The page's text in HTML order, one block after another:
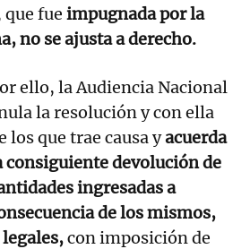
fue impugnada por la
no se ajusta a derecho.
ello, la Audiencia Nacional
la resolución y con ella
los que trae causa yacuerda
consiguiente devolución de
ingresadas a
de los mismos,
con imposición de